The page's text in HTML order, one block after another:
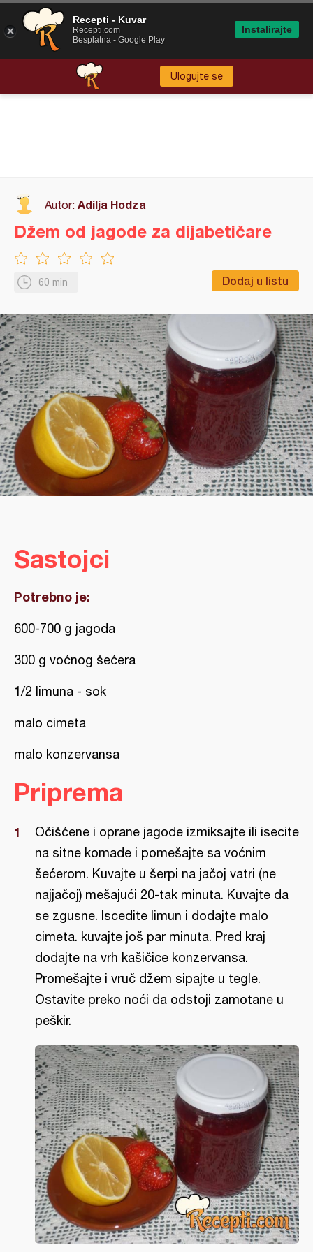
Ulogujte se
Autor: Adilja Hodza
60 min Dodaj u listu
Džem od jagode za dijabetičare
Sastojci
Potrebno je:
600-700 g jagoda
300 g voćnog šećera
1/2 limuna - sok
malo cimeta
malo konzervansa
Priprema
Očišćene i oprane jagode izmiksajte ili isecite
na sitne komade i pomešajte sa voćnim
šećerom. Kuvajte u šerpi na jačoj vatri (ne
najjačoj) mešajući 20-tak minuta. Kuvajte da
se zgusne. Iscedite limun i dodajte malo
cimeta. kuvajte još par minuta. Pred kraj
dodajte na vrh kašičice konzervansa.
Promešajte i vruč džem sipajte u tegle.
Ostavite preko noći da odstoji zamotane u
peškir.
Recepti - Kuvar
Recepti.com
Besplatna - Google Play
Instalirajte